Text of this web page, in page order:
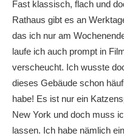
Fast klassisch, flach und
Rathaus gibt es an
das ich nur am
laufe ich auch prompt in
verscheucht. Ich wusste
dieses Gebäude schon
habe! Es ist nur ein
New York und doch muss
lassen. Ich habe nämlich